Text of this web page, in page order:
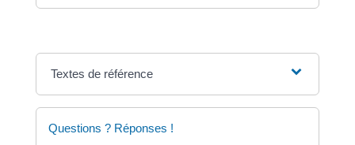
Textes de référence
Questions ? Réponses !